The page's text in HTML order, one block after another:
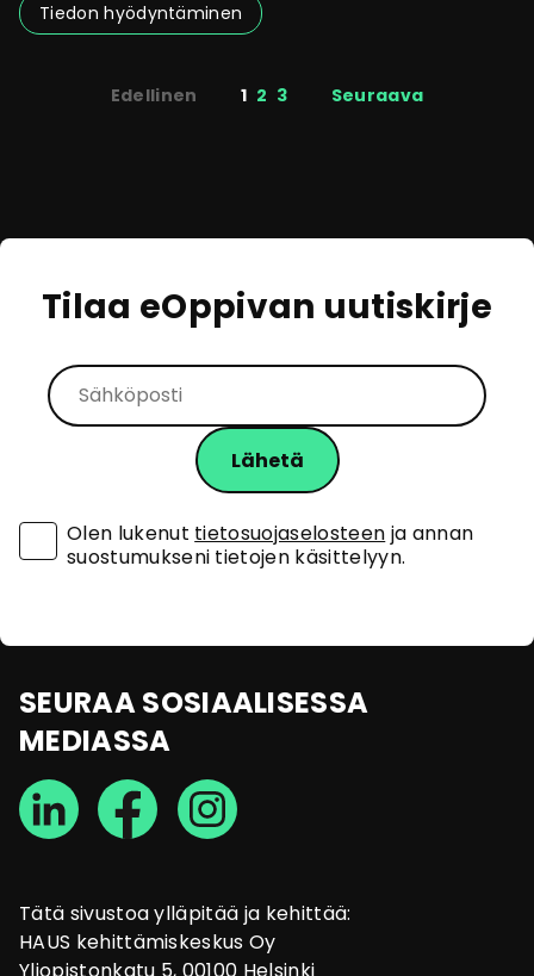
Tiedon hyödyntäminen
SivutusEdellinen 1 2 3 Seuraava
Tilaa eOppivan uutiskirje
Olen lukenut tietosuojaselosteen ja annan
suostumukseni tietojen käsittelyyn.
SEURAA SOSIAALISESSA
MEDIASSA
Tätä sivustoa ylläpitää ja kehittää:
HAUS kehittämiskeskus Oy